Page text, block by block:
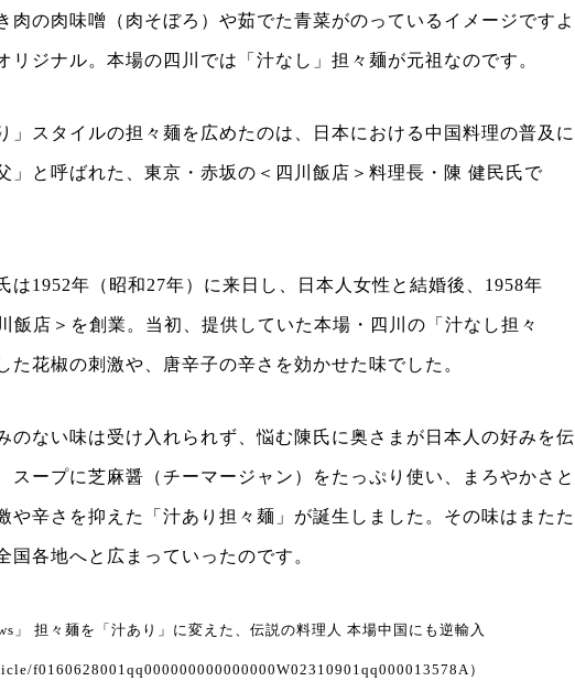
肉の肉味噌（肉そぼろ）や茹でた青菜がのっているイメージですよ
リジナル。本場の四川では「汁なし」担々麺が元祖なのです。
」スタイルの担々麺を広めたのは、日本における中国料理の普及に
」と呼ばれた、東京・赤坂の＜四川飯店＞料理長・陳 健民氏で
は1952年（昭和27年）に来日し、日本人女性と結婚後、1958年
飯店＞を創業。当初、提供していた本場・四川の「汁なし担々
た花椒の刺激や、唐辛子の辛さを効かせた味でした。
のない味は受け入れられず、悩む陳氏に奥さまが日本人の好みを伝
スープに芝麻醤（チーマージャン）をたっぷり使い、まろやかさと
や辛さを抑えた「汁あり担々麺」が誕生しました。その味はまたた
国各地へと広まっていったのです。
」 担々麺を「汁あり」に変えた、伝説の料理人 本場中国にも逆輸入
f0160628001qq000000000000000W02310901qq000013578A）